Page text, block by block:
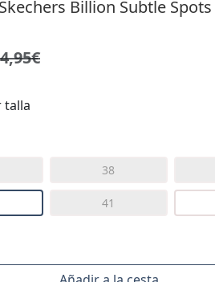
Billion Subtle
talla
38
41